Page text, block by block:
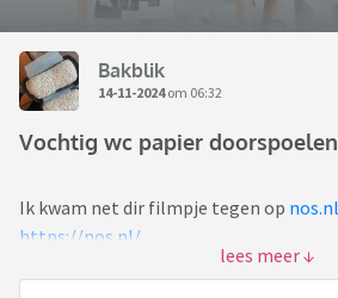
Bakblik
14-11-2024om 06:32
Vochtig wc papier doorspoelen
Ik kwam net dir filmpje tegen op nos.nl
https://nos.nl/
Bij ons in de straat zijn er al jaren